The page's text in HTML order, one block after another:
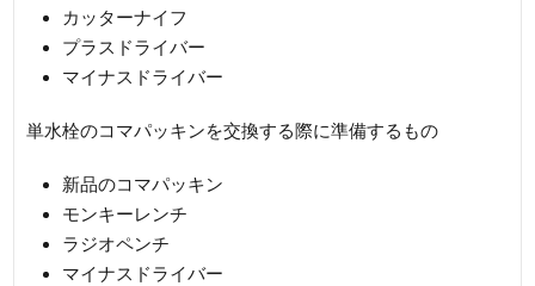
カッターナイフ
プラスドライバー
マイナスドライバー
単水栓のコマパッキンを交換する際に準備するもの
新品のコマパッキン
モンキーレンチ
ラジオペンチ
マイナスドライバー